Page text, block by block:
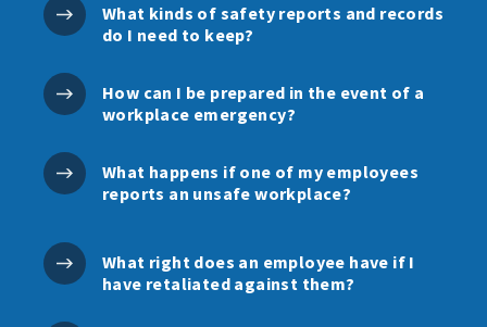
What kinds of safety reports and records
do I need to keep?
How can I be prepared in the event of a
workplace emergency?
What happens if one of my employees
reports an unsafe workplace?
What right does an employee have if I
have retaliated against them?